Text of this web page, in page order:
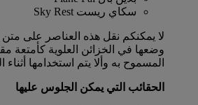
سكاي ريست Sky Rest
لا يمكنكم نقل هذه العناصر على متن
وضعها في الخزائن العلوية كأمتعة
المسموح به وألا يتم استخدامها أثناء
الحقائب التي يمكن الجلوس عليها